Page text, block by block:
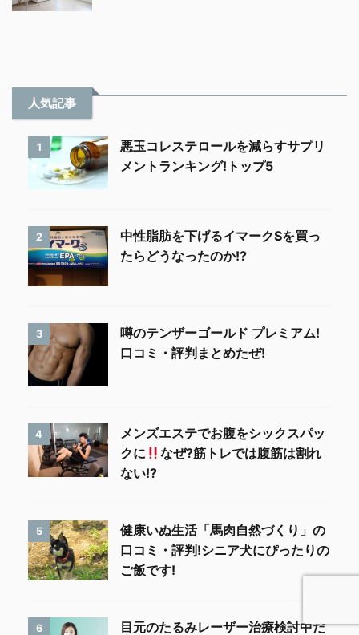
人気記事
1
悪玉コレステロールを減らすサプリ
メントランキング!トップ5
2
中性脂肪を下げるイマークSを買っ
たらどうなったのか!?
3
噂のテンザーゴールド プレミアム!
口コミ・評判まとめたぜ!
4
メンズエステでお腹をシックスパッ
クに
なぜ?筋トレでは腹筋は割れ
ない!?
5
健康いぬ生活「馬肉自然づくり」の
口コミ・評判!シニア犬にぴったりの
ご飯です!
6 目元のたるみレーザー治療検討中だ